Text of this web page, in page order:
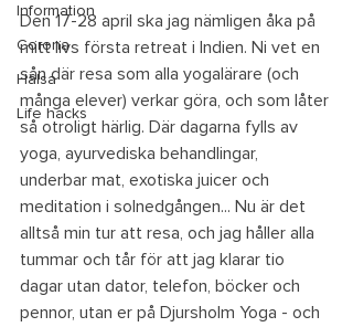
Information
Corona
Hälsa
Life hacks
Den 17-28 april ska jag nämligen åka på
mitt livs första retreat i Indien. Ni vet en
sån där resa som alla yogalärare (och
många elever) verkar göra, och som låter
så otroligt härlig. Där dagarna fylls av
yoga, ayurvediska behandlingar,
underbar mat, exotiska juicer och
meditation i solnedgången... Nu är det
alltså min tur att resa, och jag håller alla
tummar och tår för att jag klarar tio
dagar utan dator, telefon, böcker och
pennor, utan er på Djursholm Yoga - och